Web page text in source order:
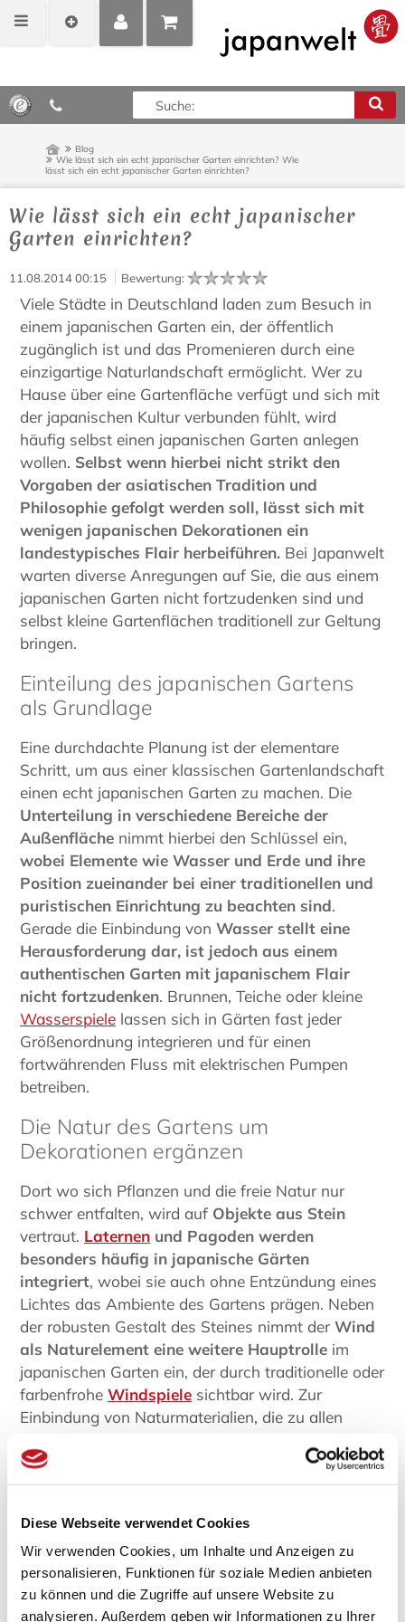
Diese Webseite verwendet Cookies
Wir verwenden Cookies, um Inhalte und Anzeigen zu
personalisieren, Funktionen für soziale Medien anbieten
zu können und die Zugriffe auf unsere Website zu
analysieren. Außerdem geben wir Informationen zu Ihrer
MEIN
POSITIONEN
ANZEIGEN
0,00 €*
Blog
Wie lässt sich ein echt japanischer Garten einrichten?Wie
lässt sich ein echt japanischer Garten einrichten?
Wie lässt sich ein echt japanischer
Garten einrichten?
11.08.2014 00:15 Bewertung:
Viele Städte in Deutschland laden zum Besuch in
einem japanischen Garten ein, der öffentlich
zugänglich ist und das Promenieren durch eine
einzigartige Naturlandschaft ermöglicht. Wer zu
Hause über eine Gartenfläche verfügt und sich mit
der japanischen Kultur verbunden fühlt, wird
häufig selbst einen japanischen Garten anlegen
wollen. Selbst wenn hierbei nicht strikt den
Vorgaben der asiatischen Tradition und
Philosophie gefolgt werden soll, lässt sich mit
wenigen japanischen Dekorationen ein
landestypisches Flair herbeiführen. Bei Japanwelt
warten diverse Anregungen auf Sie, die aus einem
japanischen Garten nicht fortzudenken sind und
selbst kleine Gartenflächen traditionell zur Geltung
bringen.
Einteilung des japanischen Gartens
als Grundlage
Eine durchdachte Planung ist der elementare
Schritt, um aus einer klassischen Gartenlandschaft
einen echt japanischen Garten zu machen. Die
Unterteilung in verschiedene Bereiche der
Außenfläche nimmt hierbei den Schlüssel ein,
wobei Elemente wie Wasser und Erde und ihre
Position zueinander bei einer traditionellen und
puristischen Einrichtung zu beachten sind.
Gerade die Einbindung von Wasser stellt eine
Herausforderung dar, ist jedoch aus einem
authentischen Garten mit japanischem Flair
nicht fortzudenken. Brunnen, Teiche oder kleine
Wasserspiele lassen sich in Gärten fast jeder
Größenordnung integrieren und für einen
fortwährenden Fluss mit elektrischen Pumpen
betreiben.
Die Natur des Gartens um
Dekorationen ergänzen
Dort wo sich Pflanzen und die freie Natur nur
schwer entfalten, wird auf Objekte aus Stein
vertraut. Laternen und Pagoden werden
besonders häufig in japanische Gärten
integriert, wobei sie auch ohne Entzündung eines
Lichtes das Ambiente des Gartens prägen. Neben
der robusten Gestalt des Steines nimmt der Wind
als Naturelement eine weitere Hauptrolle im
japanischen Garten ein, der durch traditionelle oder
farbenfrohe Windspiele sichtbar wird. Zur
Einbindung von Naturmaterialien, die zu allen
wird auf
vertraut. Das robuste Rohr
entfaltet nicht nur eine dekorative Wirkung,
der Gartenfläche.
Bei Japanwelt alles für den japanischen Garten
erwerben